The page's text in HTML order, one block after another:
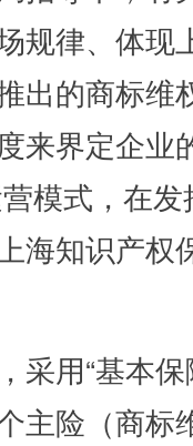
规律、体现
出的商标维
来界定企业
模式，在
海知识产权
用“基本保
主险（商标